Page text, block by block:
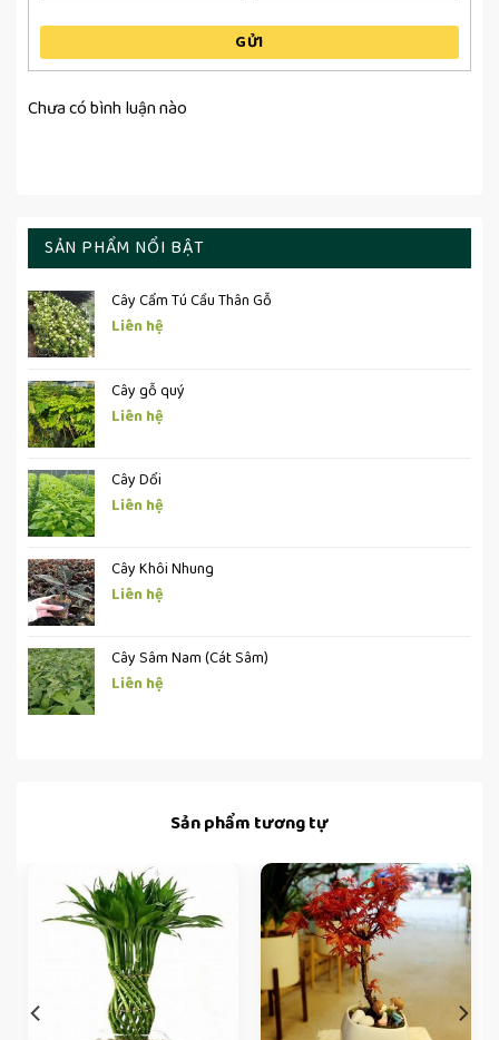
GỬI
Chưa có bình luận nào
SẢN PHẨM NỔI BẬT
Cây Cẩm Tú Cầu Thân Gỗ
Liên hệ
Cây gỗ quý
Liên hệ
Cây Dổi
Liên hệ
Cây Khôi Nhung
Liên hệ
Cây Sâm Nam (Cát Sâm)
Liên hệ
Sản phẩm tương tự